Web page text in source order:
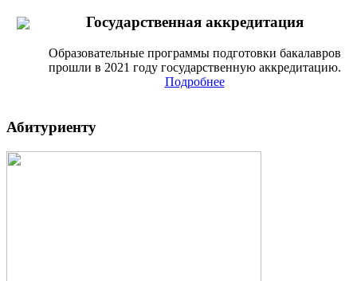
Государственная аккредитация
Образовательные программы подготовки бакалавров
прошли в 2021 году государственную аккредитацию.
Подробнее
Абитуриенту